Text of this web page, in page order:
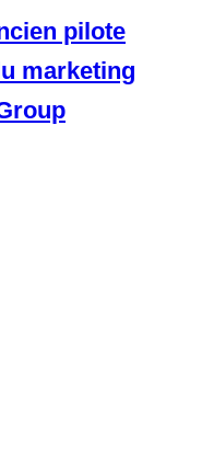
pilote
marketing